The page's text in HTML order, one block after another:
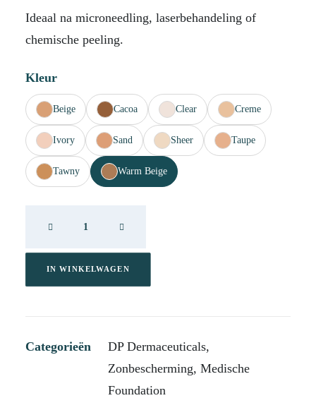
Ideaal na microneedling, laserbehandeling of
chemische peeling.
Kleur
Beige Cacoa Clear Creme
Ivory Sand Sheer Taupe
Tawny Warm Beige
Cover
WarmIN WINKELWAGEN
Categorieën DP Dermaceuticals,
Zonbescherming, Medische
Foundation